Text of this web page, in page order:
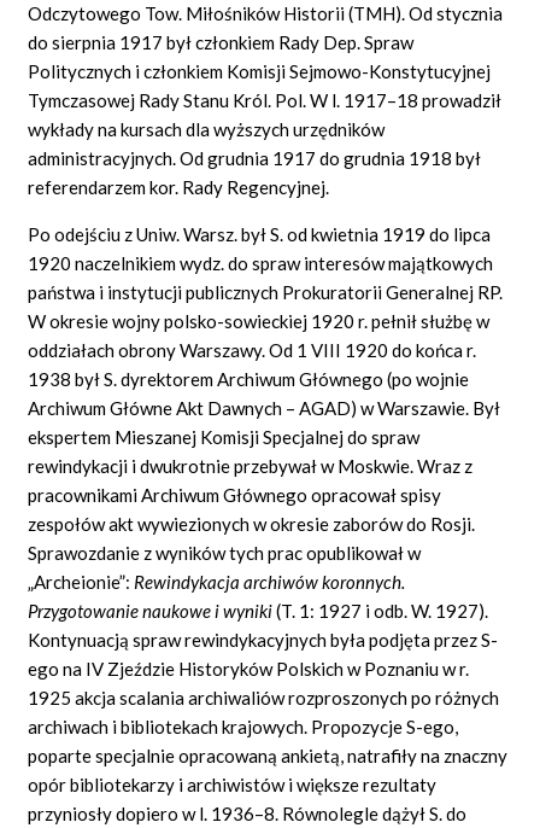
Odczytowego Tow. Miłośników Historii (TMH). Od stycznia
do sierpnia 1917 był członkiem Rady Dep. Spraw
Politycznych i członkiem Komisji Sejmowo-Konstytucyjnej
Tymczasowej Rady Stanu Król. Pol. W l. 1917–18 prowadził
wykłady na kursach dla wyższych urzędników
administracyjnych. Od grudnia 1917 do grudnia 1918 był
referendarzem kor. Rady Regencyjnej.
Po odejściu z Uniw. Warsz. był S. od kwietnia 1919 do lipca
1920 naczelnikiem wydz. do spraw interesów majątkowych
państwa i instytucji publicznych Prokuratorii Generalnej RP.
W okresie wojny polsko-sowieckiej 1920 r. pełnił służbę w
oddziałach obrony Warszawy. Od 1 VIII 1920 do końca r.
1938 był S. dyrektorem Archiwum Głównego (po wojnie
Archiwum Główne Akt Dawnych – AGAD) w Warszawie. Był
ekspertem Mieszanej Komisji Specjalnej do spraw
rewindykacji i dwukrotnie przebywał w Moskwie. Wraz z
pracownikami Archiwum Głównego opracował spisy
zespołów akt wywiezionych w okresie zaborów do Rosji.
Sprawozdanie z wyników tych prac opublikował w
„Archeionie”: Rewindykacja archiwów koronnych.
Przygotowanie naukowe i wyniki(T. 1: 1927 i odb. W. 1927).
Kontynuacją spraw rewindykacyjnych była podjęta przez S-
ego na IV Zjeździe Historyków Polskich w Poznaniu w r.
1925 akcja scalania archiwaliów rozproszonych po różnych
archiwach i bibliotekach krajowych. Propozycje S-ego,
poparte specjalnie opracowaną ankietą, natrafiły na znaczny
opór bibliotekarzy i archiwistów i większe rezultaty
przyniosły dopiero w l. 1936–8. Równolegle dążył S. do